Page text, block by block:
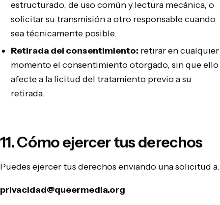
estructurado, de uso común y lectura mecánica, o
solicitar su transmisión a otro responsable cuando
sea técnicamente posible.
Retirada del consentimiento: retirar en cualquier
momento el consentimiento otorgado, sin que ello
afecte a la licitud del tratamiento previo a su
retirada.
11. Cómo ejercer tus derechos
Puedes ejercer tus derechos enviando una solicitud a:
privacidad@queermedia.org